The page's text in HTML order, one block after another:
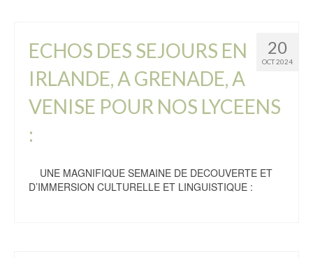
20
OCT 2024
ECHOS DES SEJOURS EN
IRLANDE, A GRENADE, A
VENISE POUR NOS LYCEENS
:
UNE MAGNIFIQUE SEMAINE DE DECOUVERTE ET
D’IMMERSION CULTURELLE ET LINGUISTIQUE :